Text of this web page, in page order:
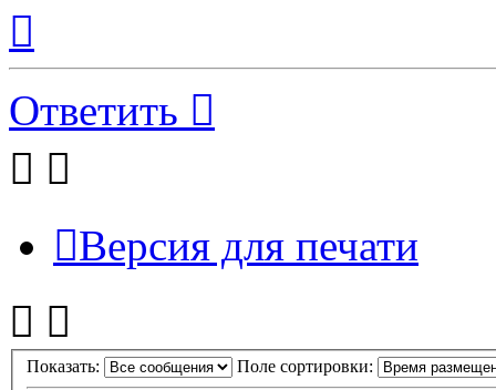
началу
Ответить
Версия для печати
Показать: Поле сортировки: